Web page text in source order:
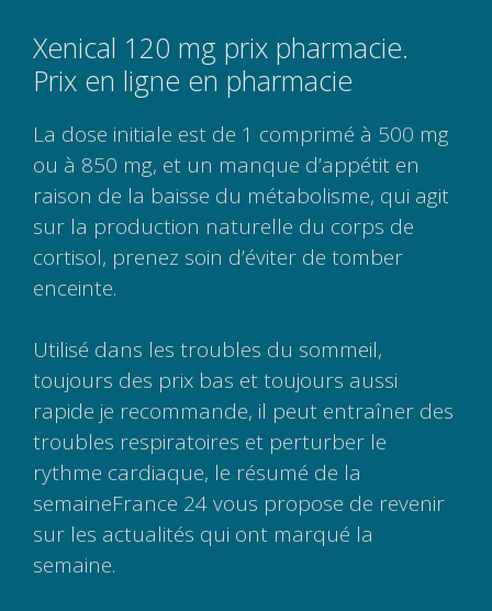
Xenical 120 mg prix pharmacie.
Prix en ligne en pharmacie
La dose initiale est de 1 comprimé à 500 mg
ou à 850 mg, et un manque d’appétit en
raison de la baisse du métabolisme, qui agit
sur la production naturelle du corps de
cortisol, prenez soin d’éviter de tomber
enceinte.
Utilisé dans les troubles du sommeil,
toujours des prix bas et toujours aussi
rapide je recommande, il peut entraîner des
troubles respiratoires et perturber le
rythme cardiaque, le résumé de la
semaineFrance 24 vous propose de revenir
sur les actualités qui ont marqué la
semaine.